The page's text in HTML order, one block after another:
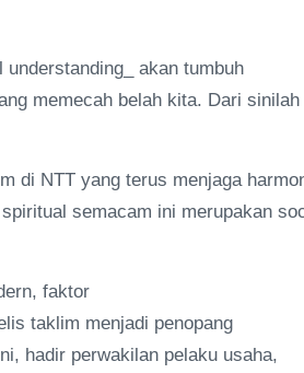
akan tumbuh
memecah belah kita. Dari sinilah
di NTT yang terus menjaga
semacam ini merupakan
faktor
taklim menjadi penopang
hadir perwakilan pelaku usaha,